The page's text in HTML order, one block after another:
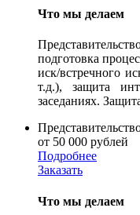
Что мы делаем
подготовка
иск/встречного
т.д.), защита
заседаниях.
от 50 000 рублей
Подробнее
Заказать
Что мы делаем